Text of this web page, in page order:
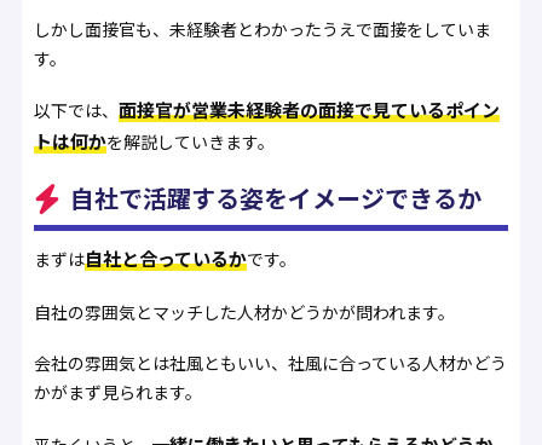
しかし面接官も、未経験者とわかったうえで面接をしていま
す。
以下では、 面接官が営業未経験者の面接で見ているポイン
トは何かを解説していきます。
自社で活躍する姿をイメージできるか
まずは自社と合っているかです。
自社の雰囲気とマッチした人材かどうかが問われます。
会社の雰囲気とは社風ともいい、社風に合っている人材かどう
かがまず見られます。